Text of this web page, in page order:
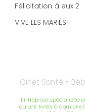
Félicitation à eux 2
VIVE LES MARIÉS
Ginet Santé -
Entreprise spécialisée
roulant livrés à domicile